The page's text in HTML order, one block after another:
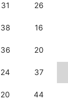
31 26
38 16
36 20
24 37
20 44